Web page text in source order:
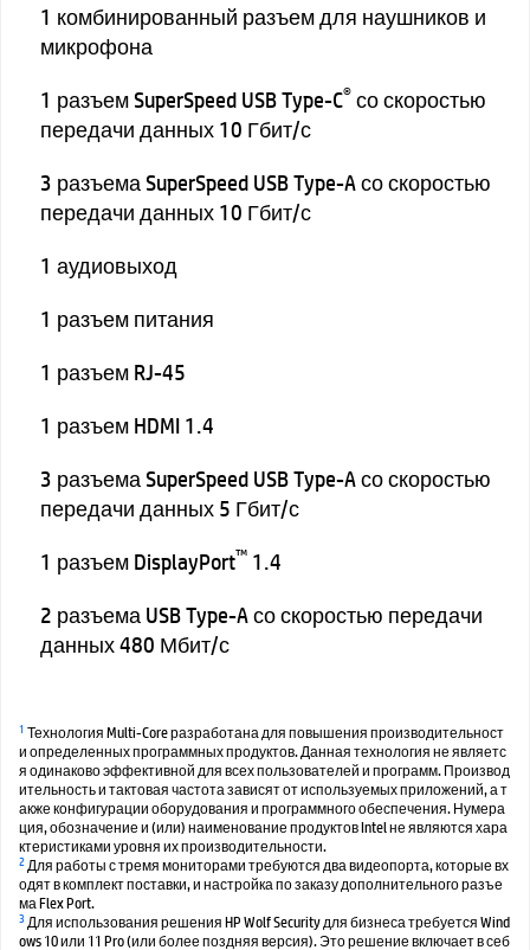
1 комбинированный разъем для наушников и
микрофона
1 разъем SuperSpeed USB Type-C® со скоростью
передачи данных 10 Гбит/с
3 разъема SuperSpeed USB Type-A со скоростью
передачи данных 10 Гбит/с
1 аудиовыход
1 разъем питания
1 разъем RJ-45
1 разъем HDMI 1.4
3 разъема SuperSpeed USB Type-A со скоростью
передачи данных 5 Гбит/с
1 разъем DisplayPort™ 1.4
2 разъема USB Type-A со скоростью передачи
данных 480 Мбит/с
1 Технология Multi-Core разработана для повышения производительност
и определенных программных продуктов. Данная технология не являетс
я одинаково эффективной для всех пользователей и программ. Производ
ительность и тактовая частота зависят от используемых приложений, а т
акже конфигурации оборудования и программного обеспечения. Нумера
ция, обозначение и (или) наименование продуктов Intel не являются хара
ктеристиками уровня их производительности.
2Для работы с тремя мониторами требуются два видеопорта, которые вх
одят в комплект поставки, и настройка по заказу дополнительного разъе
ма Flex Port.
3 Для использования решения HP Wolf Security для бизнеса требуется Wind
ows 10 или 11 Pro (или более поздняя версия). Это решение включает в себ